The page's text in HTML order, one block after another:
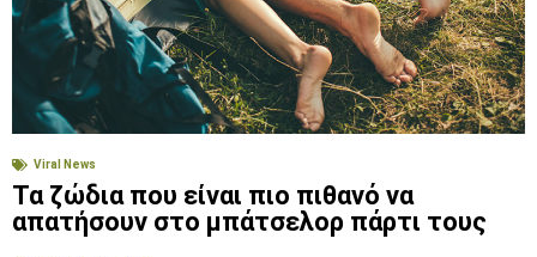
Viral News
Τα ζώδια που είναι πιο πιθανό να
απατήσουν στο μπάτσελορ πάρτι τους